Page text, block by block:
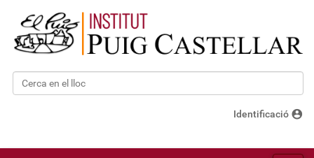
Cerca
Identificació account_circle